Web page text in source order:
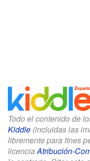
Todo el contenido de
Kiddle (incluidas las
libremente para fines
licenciaAtribución-